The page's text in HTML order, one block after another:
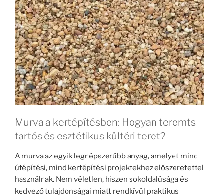
Murva a kertépítésben: Hogyan teremts
tartós és esztétikus kültéri teret?
A murva az egyik legnépszerűbb anyag, amelyet mind
útépítési, mind kertépítési projektekhez előszeretettel
használnak. Nem véletlen, hiszen sokoldalúsága és
kedvező tulajdonságai miatt rendkívül praktikus